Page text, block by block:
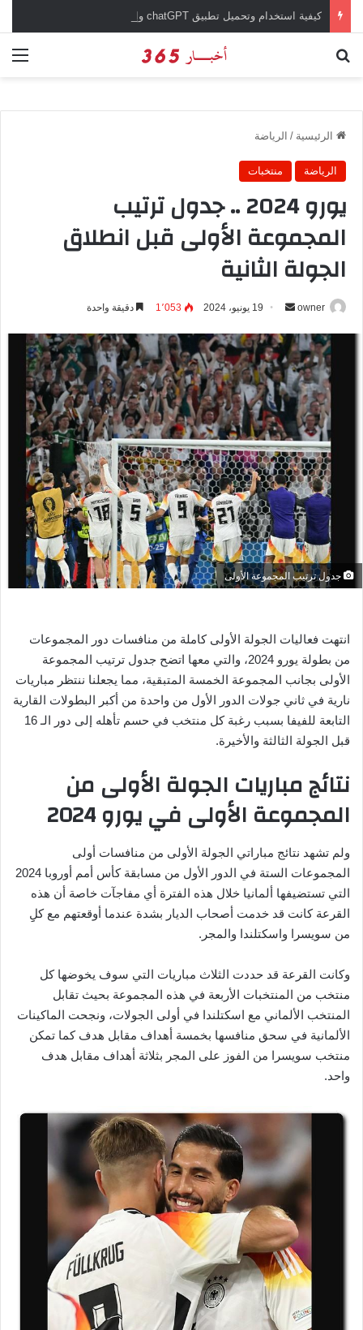
الرئيسية / الرياضة
الرياضة منتخبات
يورو 2024 .. جدول ترتيب
المجموعة الأولى قبل انطلاق
الجولة الثانية
owner
س
ل
ب
ر
ي
د
ا
إ
ك
ت
ر
و
ا
19 يونيو، 2024 1٬053 دقيقة واحدة
جدول ترتيب المجموعة الأولى
انتهت فعاليات الجولة الأولى كاملة من منافسات دور المجموعات
من بطولة يورو 2024، والتي معها اتضح جدول ترتيب المجموعة
الأولى بجانب المجموعة الخمسة المتبقية، مما يجعلنا ننتظر مباريات
نارية في ثاني جولات الدور الأول من واحدة من أكبر البطولات القارية
التابعة للفيفا بسبب رغبة كل منتخب في حسم تأهله إلى دور الـ 16
قبل الجولة الثالثة والأخيرة.
نتائج مباريات الجولة الأولى من
المجموعة الأولى في يورو 2024
ولم تشهد نتائج مباراتي الجولة الأولى من منافسات أولى
المجموعات الستة في الدور الأول من مسابقة كأس أمم أوروبا 2024
التي تستضيفها ألمانيا خلال هذه الفترة أي مفاجآت خاصة أن هذه
القرعة كانت قد خدمت أصحاب الديار بشدة عندما أوقعتهم مع كلِِ
من سويسرا واسكتلندا والمجر.
وكانت القرعة قد حددت الثلاث مباريات التي سوف يخوضها كل
منتخب من المنتخبات الأربعة في هذه المجموعة بحيث تقابل
المنتخب الألماني مع اسكتلندا في أولى الجولات، ونجحت الماكينات
الألمانية في سحق منافسها بخمسة أهداف مقابل هدف كما تمكن
منتخب سويسرا من الفوز على المجر بثلاثة أهداف مقابل هدف
واحد.